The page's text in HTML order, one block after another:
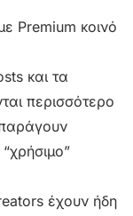
Premium κοινό
και τα
περισσότερο
έχουν ήδη